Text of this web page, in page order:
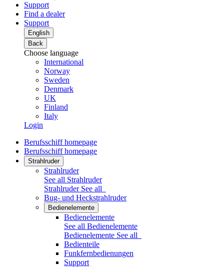
Support
Find a dealer
Support
English
Back
Choose language
International
Norway
Sweden
Denmark
UK
Finland
Italy
Login
Berufsschiff homepage
Berufsschiff homepage
Strahlruder
Strahlruder
See all Strahlruder
Strahlruder See all
Bug- und Heckstrahlruder
Bedienelemente
Bedienelemente
See all Bedienelemente
Bedienelemente See all
Bedienteile
Funkfernbedienungen
Support